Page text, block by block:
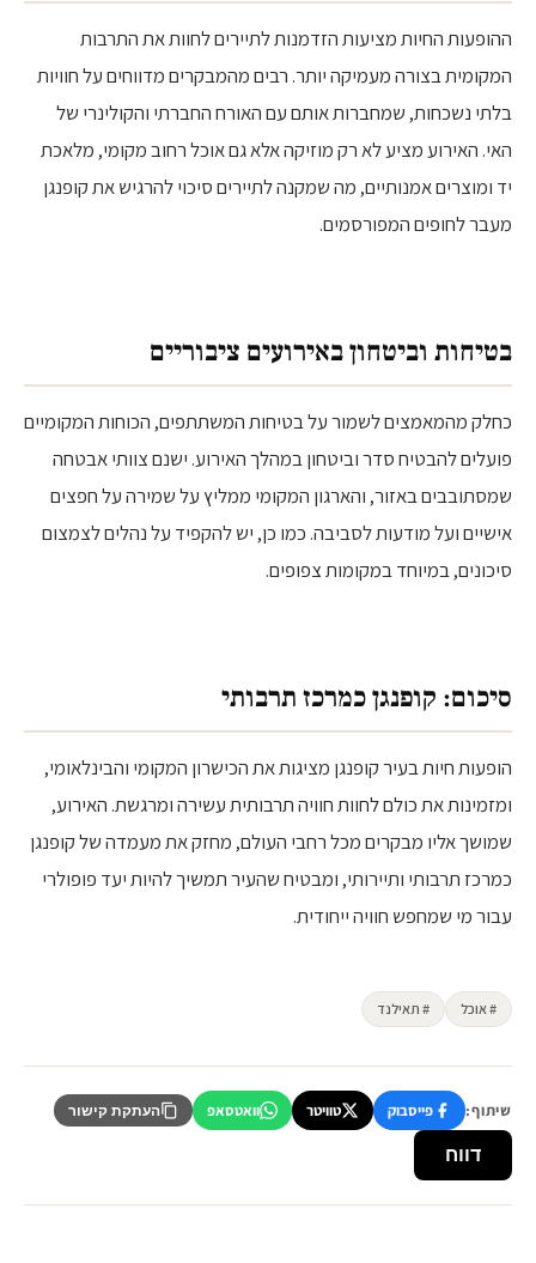
ההופעות החיות מציעות הזדמנות לתיירים לחוות את התרבות
המקומית בצורה מעמיקה יותר. רבים מהמבקרים מדווחים על חוויות
בלתי נשכחות, שמחברות אותם עם האורח החברתי והקולינרי של
האי. האירוע מציע לא רק מוזיקה אלא גם אוכל רחוב מקומי, מלאכת
יד ומוצרים אמנותיים, מה שמקנה לתיירים סיכוי להרגיש את קופנגן
מעבר לחופים המפורסמים.
בטיחות וביטחון באירועים ציבוריים
כחלק מהמאמצים לשמור על בטיחות המשתתפים, הכוחות המקומיים
פועלים להבטיח סדר וביטחון במהלך האירוע. ישנם צוותי אבטחה
שמסתובבים באזור, והארגון המקומי ממליץ על שמירה על חפצים
אישיים ועל מודעות לסביבה. כמו כן, יש להקפיד על נהלים לצמצום
סיכונים, במיוחד במקומות צפופים.
סיכום: קופנגן כמרכז תרבותי
הופעות חיות בעיר קופנגן מציגות את הכישרון המקומי והבינלאומי,
ומזמינות את כולם לחוות חוויה תרבותית עשירה ומרגשת. האירוע,
שמושך אליו מבקרים מכל רחבי העולם, מחזק את מעמדה של קופנגן
כמרכז תרבותי ותיירותי, ומבטיח שהעיר תמשיך להיות יעד פופולרי
עבור מי שמחפש חוויה ייחודית.
# אוכל # תאילנד
שיתוף: פייסבוק טוויטר וואטסאפ העתקת קישור
דווח